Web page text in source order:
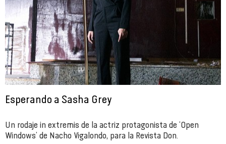
Esperando a Sasha Grey
Un rodaje in extremis de la actriz protagonista de ‘Open
Windows’ de Nacho Vigalondo, para la Revista Don.